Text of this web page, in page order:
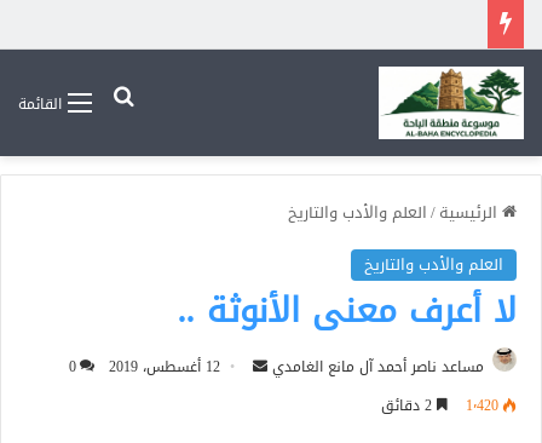
القائمةبحث عن
الرئيسية/العلم والأدب والتاريخ
العلم والأدب والتاريخ
لا أعرف معنى الأنوثة ..
مساعد ناصر أحمد آل مانع الغامدي
أرسل 12 أغسطس، 2019
0
1٬420